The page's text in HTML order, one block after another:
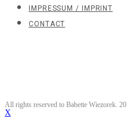
IMPRESSUM / IMPRINT
CONTACT
All rights reserved to Babette Wiezorek.
X